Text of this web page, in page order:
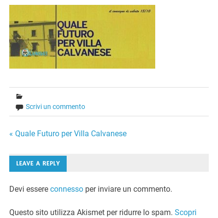
Scrivi un commento
Navigazione
articoli
« Quale Futuro per Villa Calvanese
LEAVE A REPLY
Devi essereconnesso per inviare un commento.
Questo sito utilizza Akismet per ridurre lo spam.Scopri